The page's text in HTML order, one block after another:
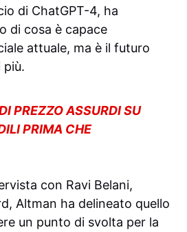
di ChatGPT-4, ha
di cosa è capace
attuale, ma è il futuro
più.
PREZZO ASSURDI SU
PRIMA CHE
con Ravi Belani,
Altman ha delineato quello
un punto di svolta per la